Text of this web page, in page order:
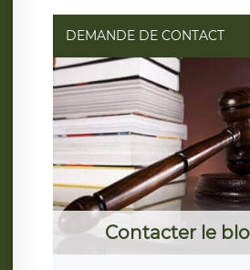
DEMANDE DE CONTACT
Contacter le